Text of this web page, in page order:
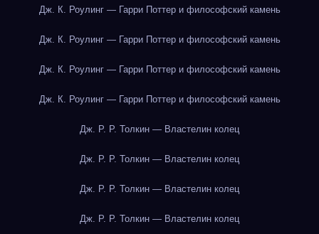
Дж. К. Роулинг — Гарри Поттер и философский камень
Дж. К. Роулинг — Гарри Поттер и философский камень
Дж. К. Роулинг — Гарри Поттер и философский камень
Дж. К. Роулинг — Гарри Поттер и философский камень
Дж. Р. Р. Толкин — Властелин колец
Дж. Р. Р. Толкин — Властелин колец
Дж. Р. Р. Толкин — Властелин колец
Дж. Р. Р. Толкин — Властелин колец